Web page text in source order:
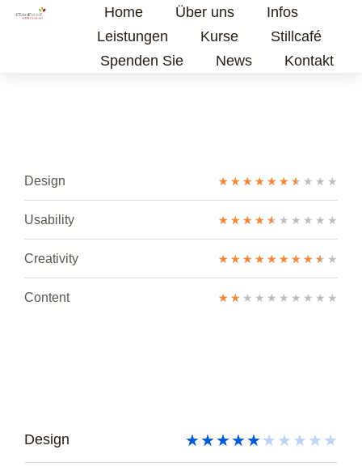
Home Über uns
Infos
Leistungen
Kurse
Stillcafé
Spenden Sie
News Kontakt
Design ★ ★ ★ ★ ★ ★ ★ ★ ★ ★
Usability ★ ★ ★ ★ ★ ★ ★ ★ ★ ★
Creativity ★ ★ ★ ★ ★ ★ ★ ★ ★ ★
Content ★ ★ ★ ★ ★ ★ ★ ★ ★ ★
Design ★★★★★★ ★ ★ ★ ★